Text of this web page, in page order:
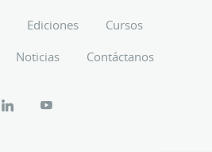
Ediciones
Cursos
Noticias Contáctanos